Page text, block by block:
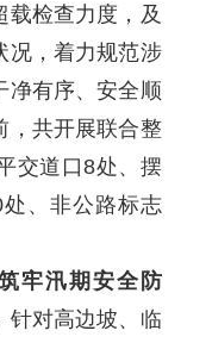
载检查力度，及
况，着力规范涉
净有序、安全顺
，共开展联合整
交道口8处、摆
、非公路标志
牢汛期安全防
针对高边坡、临